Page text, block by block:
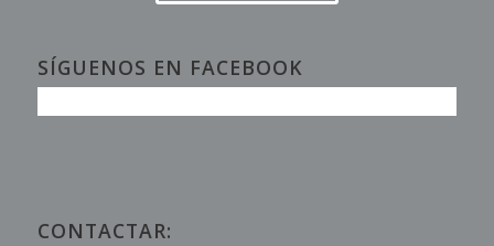
SÍGUENOS EN FACEBOOK
CONTACTAR: